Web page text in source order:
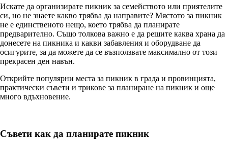
Искате да организирате пикник за семейството или приятелите
си, но не знаете какво трябва да направите? Мястото за пикник
не е единственото нещо, което трябва да планирате
предварително. Също толкова важно е да решите каква храна да
донесете на пикника и какви забавления и оборудване да
осигурите, за да можете да се възползвате максимално от този
прекрасен ден навън.
Открийте популярни места за пикник в града и провинцията,
практически съвети и трикове за планиране на пикник и още
много вдъхновение.
Съвети как да планирате пикник